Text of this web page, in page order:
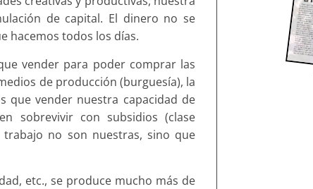
de capital. El dinero no se
hacemos todos los días.
vender para poder comprar las
de producción (burguesía), la
que vender nuestra capacidad de
sobrevivir con subsidios (clase
no son nuestras, sino que
etc., se produce mucho más de